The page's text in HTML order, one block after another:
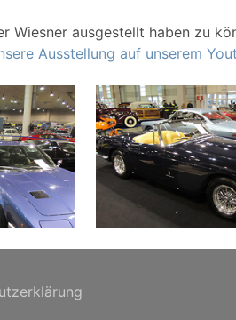
Wiesner ausgestellt haben zu
Ausstellung auf unserem